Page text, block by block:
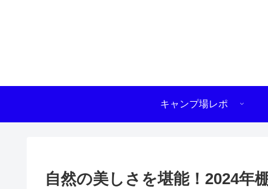
キャンプ場レポ
自然の美しさを堪能！2024年